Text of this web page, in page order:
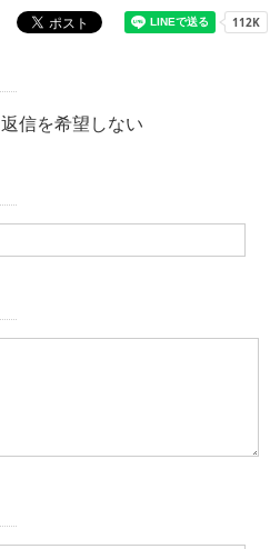
返信を希望しない